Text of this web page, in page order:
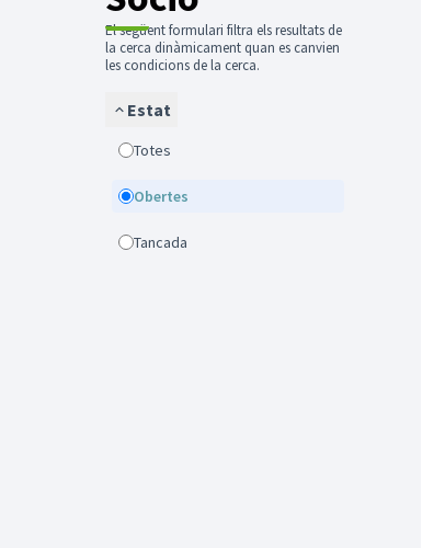
El següent formulari filtra els resultats de
la cerca dinàmicament quan es canvien
les condicions de la cerca.
Estat
Totes
Obertes
Tancada